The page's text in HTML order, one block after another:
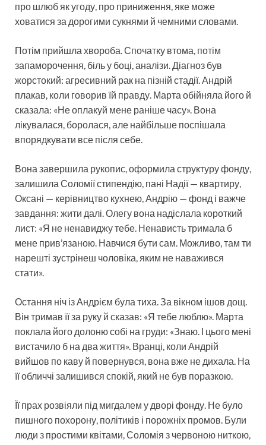
про шлюб як угоду, про приниження, яке може
ховатися за дорогими сукнями й чемними словами.
Потім прийшла хвороба. Спочатку втома, потім
запаморочення, біль у боці, аналізи. Діагноз був
жорстокий: агресивний рак на пізній стадії. Андрій
плакав, коли говорив їй правду. Марта обійняла його й
сказала: «Не оплакуй мене раніше часу». Вона
лікувалася, боролася, але найбільше поспішала
впорядкувати все після себе.
Вона завершила рукопис, оформила структуру фонду,
залишила Соломії стипендію, пані Надії — квартиру,
Оксані — керівництво кухнею, Андрію — фонд і важче
завдання: жити далі. Олегу вона надіслала короткий
лист: «Я не ненавиджу тебе. Ненависть тримала б
мене прив’язаною. Навчися бути сам. Можливо, там ти
нарешті зустрінеш чоловіка, яким не наважився
стати».
Остання ніч із Андрієм була тиха. За вікном ішов дощ.
Він тримав її за руку й сказав: «Я тебе люблю». Марта
поклала його долоню собі на груди: «Знаю. І цього мені
вистачило б на два життя». Вранці, коли Андрій
вийшов по каву й повернувся, вона вже не дихала. На
її обличчі залишився спокій, який не був поразкою.
Її прах розвіяли під мигдалем у дворі фонду. Не було
пишного похорону, політиків і порожніх промов. Були
люди з простими квітами, Соломія з червоною ниткою,